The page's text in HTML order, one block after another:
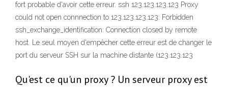
fort probable d'avoir cette erreur. ssh 123.123.123.123 Proxy
could not open connnection to 123.123.123.123: Forbidden
ssh_exchange_identification: Connection closed by remote
host. Le seul moyen d'empêcher cette erreur est de changer le
port du serveur SSH sur la machine distante (123.123.123
Qu'est ce qu'un proxy ? Un serveur proxy est